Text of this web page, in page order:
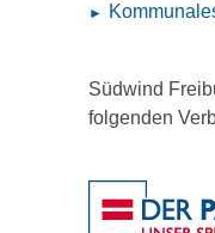
Südwind
folgenden